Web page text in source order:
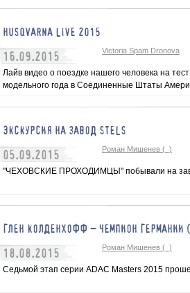
HUSQVARNA LIVE 2015
16.09.2015 Victoria Spam Dronova
Лайв видео о поездке нашего человека на
модельного года в Соединенные Штаты
ЭКСКУРСИЯ НА ЗАВОД STELS
05.09.2015 Роман Мишенев (_)
"ЧЕХОВСКИЕ ПРОХОДИМЦЫ" побывали на
ГЛЕН КОЛДЕНХОФФ – ЧЕМПИОН ГЕРМАНИИ
18.08.2015 Роман Мишенев (_)
Седьмой этап серии ADAC Masters 2015